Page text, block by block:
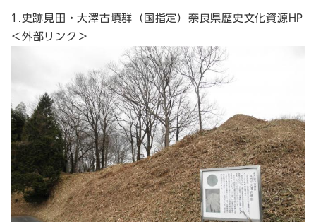
1.史跡見田・大澤古墳群（国指定） 奈良県歴史文化資源HP
＜外部リンク＞